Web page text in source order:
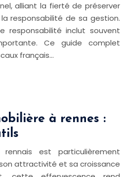
alliant la fierté de préserver
responsabilité de sa gestion.
responsabilité inclut souvent
Ce guide complet
français…
à rennes :
est particulièrement
attractivité et sa croissance